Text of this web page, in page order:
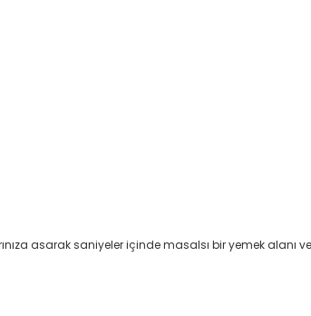
asarak saniyeler içinde masalsı bir yemek alanı